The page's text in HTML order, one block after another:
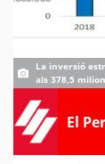
La inversió
als 378,5
El